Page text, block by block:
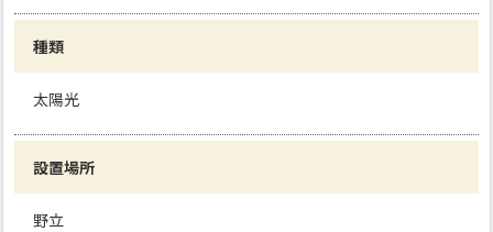
種類
太陽光
設置場所
野立